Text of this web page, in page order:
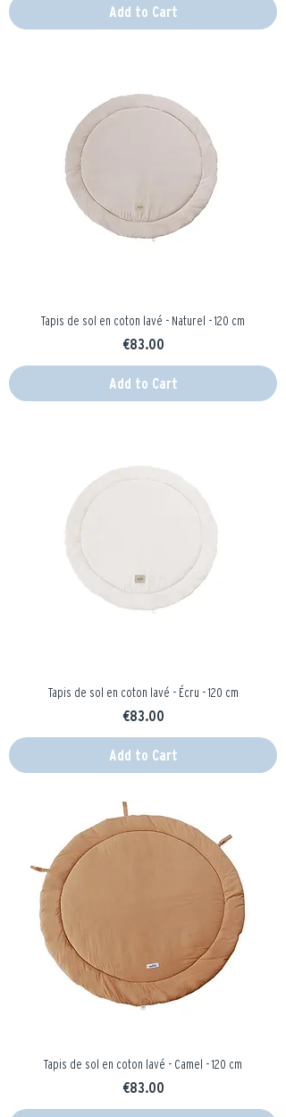
Add to Cart
Tapis de sol en coton lavé - Naturel - 120 cm
Price
€83.00
Add to Cart
Tapis de sol en coton lavé - Écru - 120 cm
Price
€83.00
Add to Cart
Tapis de sol en coton lavé - Camel - 120 cm
Price
€83.00